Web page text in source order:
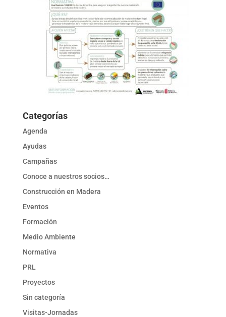
Categorías
Agenda
Ayudas
Campañas
Conoce a nuestros socios…
Construcción en Madera
Eventos
Formación
Medio Ambiente
Normativa
PRL
Proyectos
Sin categoría
Visitas-Jornadas